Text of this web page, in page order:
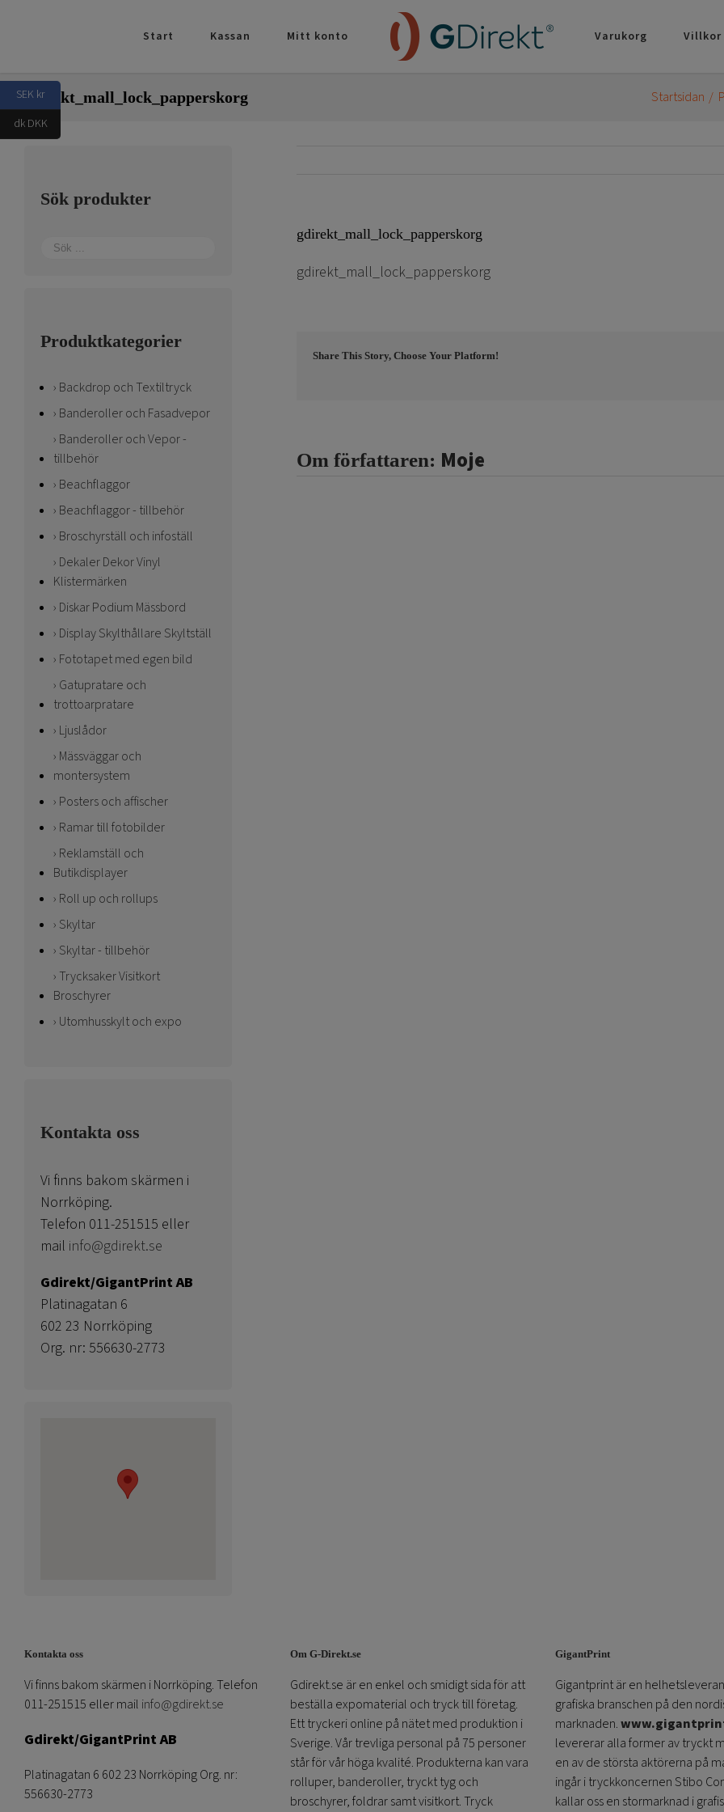
Start Kassan Mitt konto Varukorg Villkor
gdirekt_mall_lock_papperskorg Startsidan
gdirekt_mall_lock_papperskorg
gdirekt_mall_lock_papperskorg
Share This Story, Choose Your Platform!
Om författaren: Moje
Sök produkter
Produktkategorier
Backdrop och Textiltryck
Banderoller och Fasadvepor
Banderoller och Vepor -
tillbehör
Beachflaggor
Beachflaggor - tillbehör
Broschyrställ och infoställ
Dekaler Dekor Vinyl
Klistermärken
Diskar Podium Mässbord
Display Skylthållare Skyltställ
Fototapet med egen bild
Gatupratare och
trottoarpratare
Ljuslådor
Mässväggar och
montersystem
Posters och affischer
Ramar till fotobilder
Reklamställ och
Butikdisplayer
Roll up och rollups
Skyltar
Skyltar - tillbehör
Trycksaker Visitkort
Broschyrer
Utomhusskylt och expo
Kontakta oss
Vi finns bakom skärmen i
Norrköping.
Telefon 011-251515 eller
mail info@gdirekt.se
Gdirekt/GigantPrint AB
Platinagatan 6
602 23 Norrköping
Org. nr: 556630-2773
Kontakta oss
Vi finns bakom skärmen i Norrköping. Telefon
011-251515 eller mail info@gdirekt.se
Gdirekt/GigantPrint AB
Platinagatan 6 602 23 Norrköping Org. nr:
556630-2773
Om G-Direkt.se
Gdirekt.se är en enkel och smidigt sida för att
beställa expomaterial och tryck till företag.
Ett tryckeri online på nätet med produktion i
Sverige. Vår trevliga personal på 75 personer
står för vår höga kvalité. Produkterna kan vara
rolluper, banderoller, tryckt tyg och
broschyrer, foldrar samt visitkort. Tryck
GigantPrint
Gigantprint är en
grafiska branschen på den
marknaden.
levererar alla former av tryckt
en av de största aktörerna på
ingår i tryckkoncernen Stibo
kallar oss en stormarknad i
SEK kr
dk DKK